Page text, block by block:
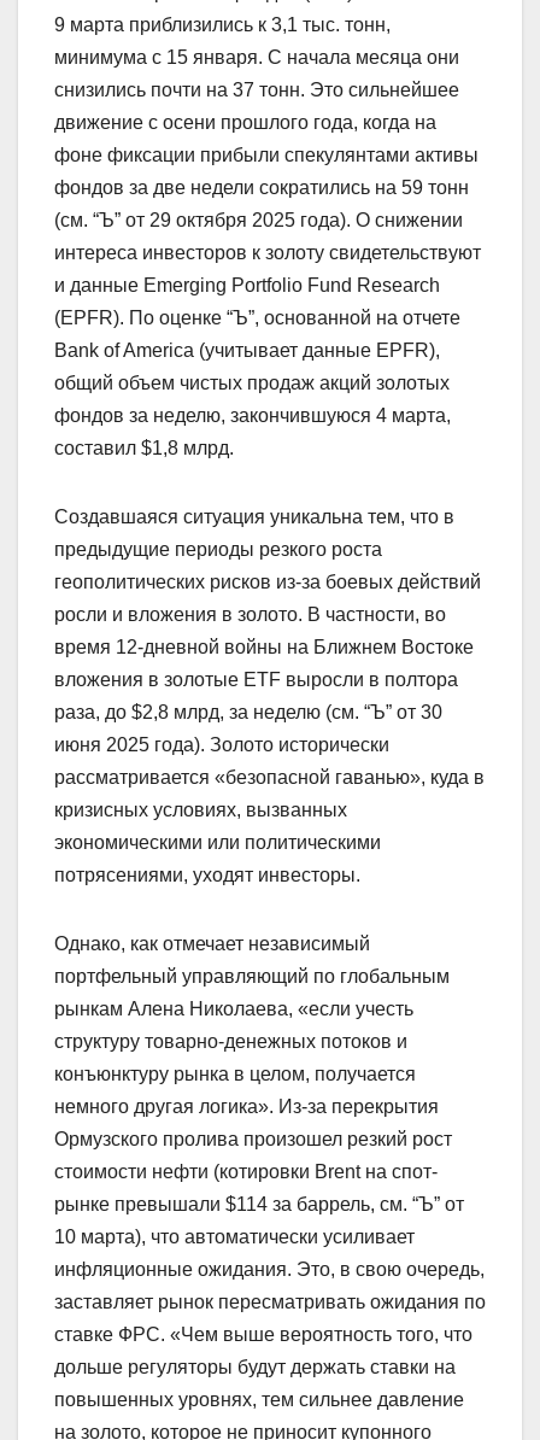
9 марта приблизились к 3,1 тыс. тонн,
минимума с 15 января. С начала месяца они
снизились почти на 37 тонн. Это сильнейшее
движение с осени прошлого года, когда на
фоне фиксации прибыли спекулянтами активы
фондов за две недели сократились на 59 тонн
(см. “Ъ” от 29 октября 2025 года). О снижении
интереса инвесторов к золоту свидетельствуют
и данные Emerging Portfolio Fund Research
(EPFR). По оценке “Ъ”, основанной на отчете
Bank of America (учитывает данные EPFR),
общий объем чистых продаж акций золотых
фондов за неделю, закончившуюся 4 марта,
составил $1,8 млрд.
Создавшаяся ситуация уникальна тем, что в
предыдущие периоды резкого роста
геополитических рисков из-за боевых действий
росли и вложения в золото. В частности, во
время 12-дневной войны на Ближнем Востоке
вложения в золотые ETF выросли в полтора
раза, до $2,8 млрд, за неделю (см. “Ъ” от 30
июня 2025 года). Золото исторически
рассматривается «безопасной гаванью», куда в
кризисных условиях, вызванных
экономическими или политическими
потрясениями, уходят инвесторы.
Однако, как отмечает независимый
портфельный управляющий по глобальным
рынкам Алена Николаева, «если учесть
структуру товарно-денежных потоков и
конъюнктуру рынка в целом, получается
немного другая логика». Из-за перекрытия
Ормузского пролива произошел резкий рост
стоимости нефти (котировки Brent на спот-
рынке превышали $114 за баррель, см. “Ъ” от
10 марта), что автоматически усиливает
инфляционные ожидания. Это, в свою очередь,
заставляет рынок пересматривать ожидания по
ставке ФРС. «Чем выше вероятность того, что
дольше регуляторы будут держать ставки на
повышенных уровнях, тем сильнее давление
на золото, которое не приносит купонного